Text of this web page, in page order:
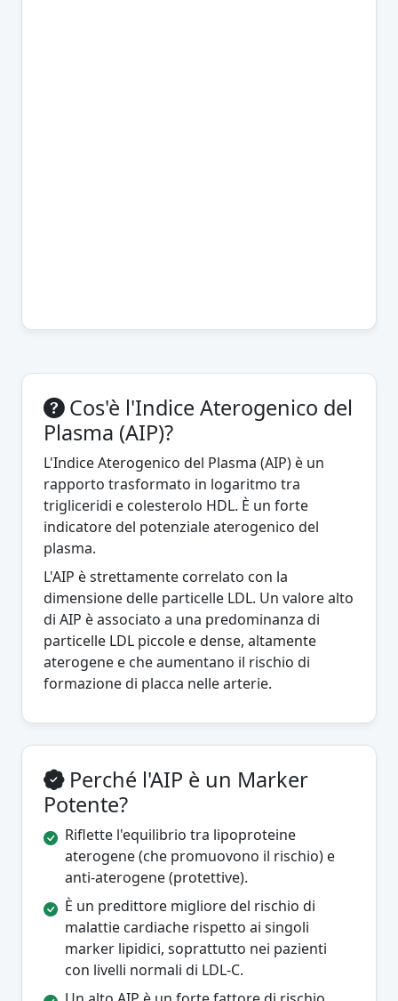
Cos'è l'Indice Aterogenico del
Plasma (AIP)?
L'Indice Aterogenico del Plasma (AIP) è un
rapporto trasformato in logaritmo tra
trigliceridi e colesterolo HDL. È un forte
indicatore del potenziale aterogenico del
plasma.
L'AIP è strettamente correlato con la
dimensione delle particelle LDL. Un valore alto
di AIP è associato a una predominanza di
particelle LDL piccole e dense, altamente
aterogene e che aumentano il rischio di
formazione di placca nelle arterie.
Perché l'AIP è un Marker
Potente?
Riflette l'equilibrio tra lipoproteine
aterogene (che promuovono il rischio) e
anti-aterogene (protettive).
È un predittore migliore del rischio di
malattie cardiache rispetto ai singoli
marker lipidici, soprattutto nei pazienti
con livelli normali di LDL-C.